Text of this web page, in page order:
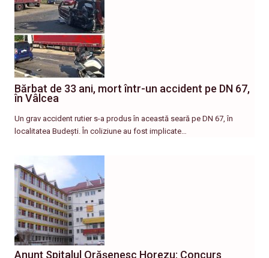
Bărbat de 33 ani, mort într-un accident pe DN 67,
în Vâlcea
Un grav accident rutier s-a produs în această seară pe DN 67, în
localitatea Budești. În coliziune au fost implicate…
Anunț Spitalul Orășenesc Horezu: Concurs